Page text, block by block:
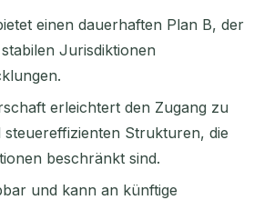
einen dauerhaften Plan B, der
Jurisdiktionen
erleichtert den Zugang zu
Strukturen, die
beschränkt sind.
und kann an künftige